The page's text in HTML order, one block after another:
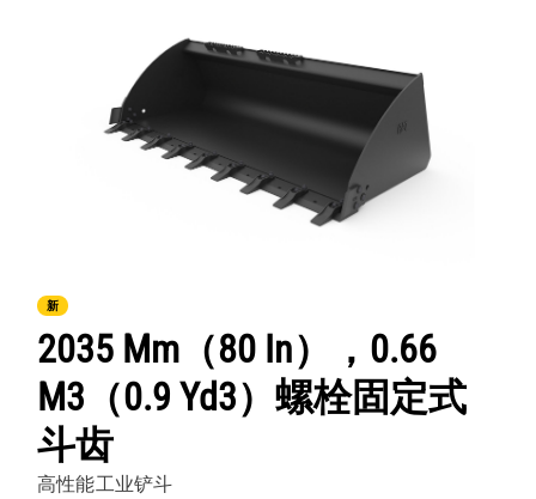
新
2035 Mm（80 In），0.66
M3（0.9 Yd3）螺栓固定式
斗齿
高性能工业铲斗